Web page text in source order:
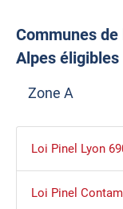
Communes
Alpes éligibles
Zone A
Loi Pinel Lyon
Loi Pinel